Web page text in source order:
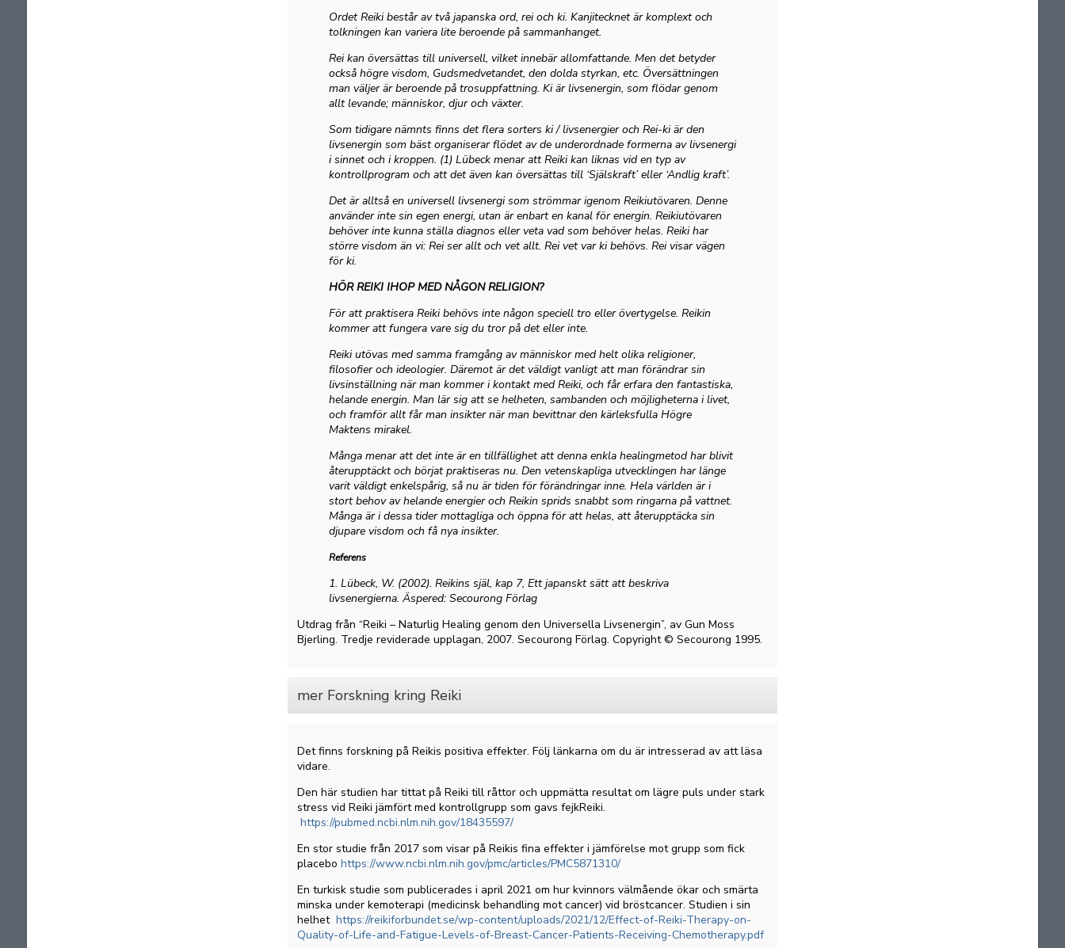
Ordet Reiki består av två japanska ord, rei och ki. Kanjitecknet är komplext och
tolkningen kan variera lite beroende på sammanhanget.
Rei kan översättas till universell, vilket innebär allomfattande. Men det betyder
också högre visdom, Gudsmedvetandet, den dolda styrkan, etc. Översättningen
man väljer är beroende på trosuppfattning. Ki är livsenergin, som flödar genom
allt levande; människor, djur och växter.
Som tidigare nämnts finns det flera sorters ki / livsenergier och Rei-ki är den
livsenergin som bäst organiserar flödet av de underordnade formerna av livsenergi
i sinnet och i kroppen. (1) Lübeck menar att Reiki kan liknas vid en typ av
kontrollprogram och att det även kan översättas till ‘Själskraft’ eller ‘Andlig kraft’.
Det är alltså en universell livsenergi som strömmar igenom Reikiutövaren. Denne
använder inte sin egen energi, utan är enbart en kanal för energin. Reikiutövaren
behöver inte kunna ställa diagnos eller veta vad som behöver helas. Reiki har
större visdom än vi: Rei ser allt och vet allt. Rei vet var ki behövs. Rei visar vägen
för ki.
HÖR REIKI IHOP MED NÅGON RELIGION?
För att praktisera Reiki behövs inte någon speciell tro eller övertygelse. Reikin
kommer att fungera vare sig du tror på det eller inte.
Reiki utövas med samma framgång av människor med helt olika religioner,
filosofier och ideologier. Däremot är det väldigt vanligt att man förändrar sin
livsinställning när man kommer i kontakt med Reiki, och får erfara den fantastiska,
helande energin. Man lär sig att se helheten, sambanden och möjligheterna i livet,
och framför allt får man insikter när man bevittnar den kärleksfulla Högre
Maktens mirakel.
Många menar att det inte är en tillfällighet att denna enkla healingmetod har blivit
återupptäckt och börjat praktiseras nu. Den vetenskapliga utvecklingen har länge
varit väldigt enkelspårig, så nu är tiden för förändringar inne. Hela världen är i
stort behov av helande energier och Reikin sprids snabbt som ringarna på vattnet.
Många är i dessa tider mottagliga och öppna för att helas, att återupptäcka sin
djupare visdom och få nya insikter.
Referens
1. Lübeck, W. (2002). Reikins själ, kap 7, Ett japanskt sätt att beskriva
livsenergierna. Äspered: Secourong Förlag
Utdrag från “Reiki – Naturlig Healing genom den Universella Livsenergin”, av Gun Moss
Bjerling. Tredje reviderade upplagan, 2007. Secourong Förlag. Copyright © Secourong 1995.
mer Forskning kring Reiki
Det finns forskning på Reikis positiva effekter. Följ länkarna om du är intresserad av att läsa
vidare.
Den här studien har tittat på Reiki till råttor och uppmätta resultat om lägre puls under stark
stress vid Reiki jämfört med kontrollgrupp som gavs fejkReiki.
https://pubmed.ncbi.nlm.nih.gov/18435597/
En stor studie från 2017 som visar på Reikis fina effekter i jämförelse mot grupp som fick
placebo https://www.ncbi.nlm.nih.gov/pmc/articles/PMC5871310/
En turkisk studie som publicerades i april 2021 om hur kvinnors välmående ökar och smärta
minska under kemoterapi (medicinsk behandling mot cancer) vid bröstcancer. Studien i sin
helhet https://reikiforbundet.se/wp-content/uploads/2021/12/Effect-of-Reiki-Therapy-on-
Quality-of-Life-and-Fatigue-Levels-of-Breast-Cancer-Patients-Receiving-Chemotherapy.pdf